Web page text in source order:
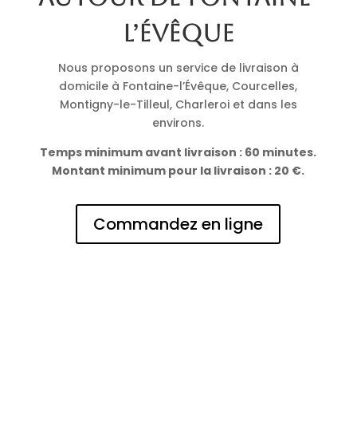
l’Évêque
Nous proposons un service de livraison à
domicile à Fontaine-l’Évêque, Courcelles,
Montigny-le-Tilleul, Charleroi et dans les
environs.
Temps minimum avant livraison : 60 minutes.
Montant minimum pour la livraison : 20 €.
Commandez en ligne